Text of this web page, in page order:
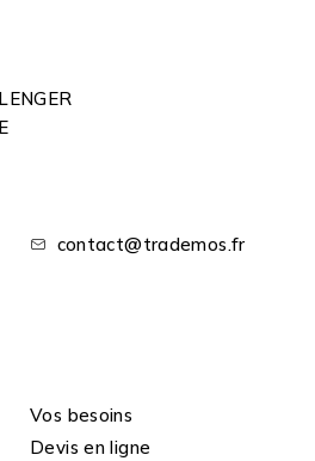
contact@trademos.fr
Vos besoins
Devis en ligne